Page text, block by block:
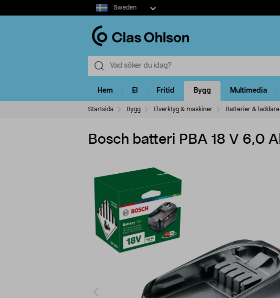
Select
market
Sweden
Hem El Fritid Bygg Multimedia
Startsida Bygg Elverktyg & maskiner Batterier &
Bosch batteri PBA 18 V 6,0